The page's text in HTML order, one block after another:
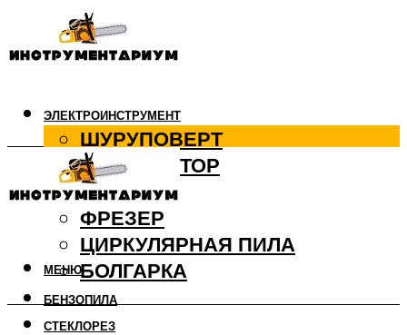
ЭЛЕКТРОИНСТРУМЕНТ
ШУРУПОВЕРТ
ПЕРФОРАТОР
ДРЕЛЬ
ФРЕЗЕР
ЦИРКУЛЯРНАЯ ПИЛА
БОЛГАРКА
БЕНЗОПИЛА
СТЕКЛОРЕЗ
МЕНЮ